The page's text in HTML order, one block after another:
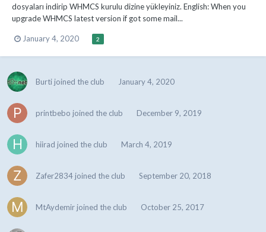
dosyaları indirip WHMCS kurulu dizine yükleyiniz. English: When you
upgrade WHMCS latest version if got some mail...
January 4, 2020 2
Burti joined the club January 4, 2020
printbebo joined the club December 9, 2019
hiirad joined the club March 4, 2019
Zafer2834 joined the club September 20, 2018
MtAydemir joined the club October 25, 2017